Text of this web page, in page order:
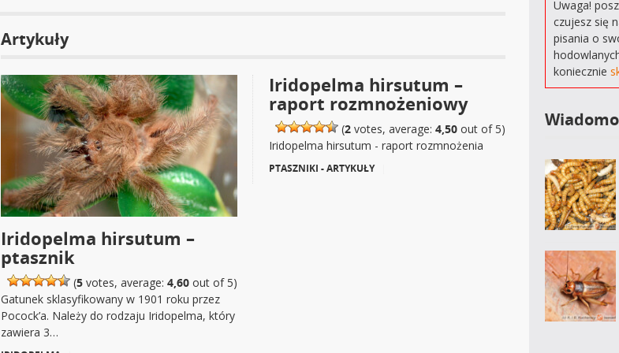
Artykuły
Iridopelma hirsutum –
ptasznik
(5 votes, average: 4,60 out of 5)
Gatunek sklasyfikowany w 1901 roku przez
Pocock’a. Należy do rodzaju Iridopelma, który
zawiera 3…
Iridopelma hirsutum –
raport rozmnożeniowy
(2 votes, average: 4,50 out of 5)
Iridopelma hirsutum - raport rozmnożenia
PTASZNIKI - ARTYKUŁY
Uwaga!
czujesz się
pisania o
koniecznie